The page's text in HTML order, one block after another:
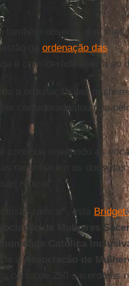
também observa que,
da ordenação das
é considerada aberta ao
a ordenação das
considerado doutrina
continua rejeitando as
reconhecem os dons das
radical".
radical", está Bridget
de Mulheres
Católica
a
Associação de
cerca de 250 sacerdotes